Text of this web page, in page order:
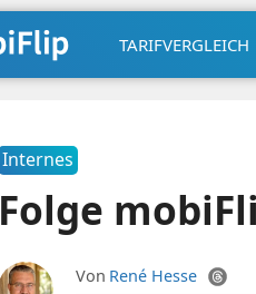
TARIFVERGLEICH
Internes
Folge
Von René Hesse